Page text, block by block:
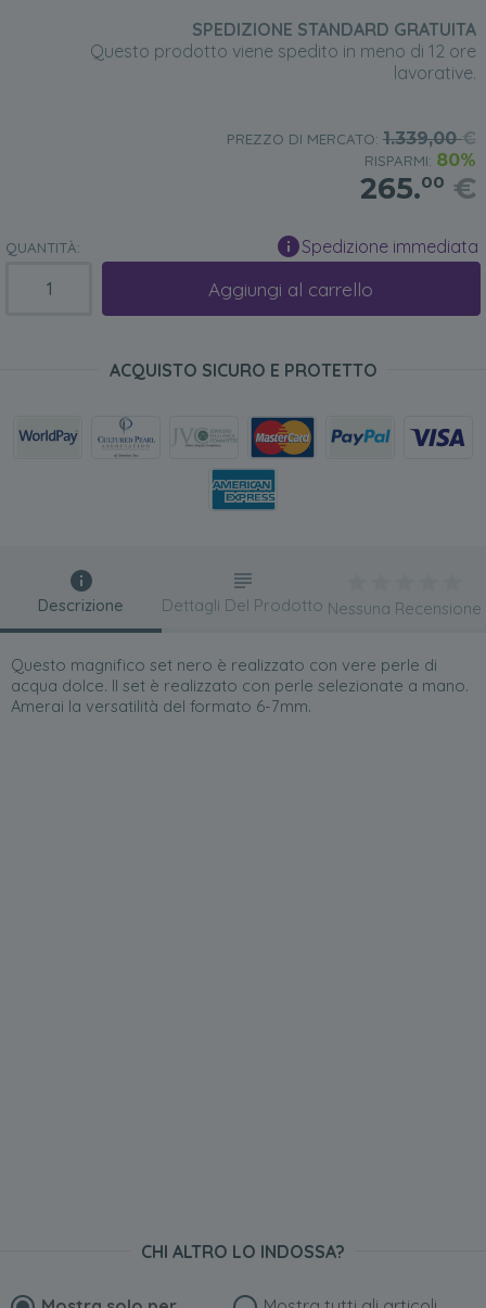
SPEDIZIONE STANDARD GRATUITA
Questo prodotto viene spedito in meno di 12 ore
lavorative.
PREZZO DI MERCATO: 1.339,00€
RISPARMI: 80%
265.00 €
QUANTITÀ: Spedizione immediata
Aggiungi al carrello
ACQUISTO SICURO E PROTETTO
Descrizione
Questo magnifico set nero è realizzato con vere perle di
acqua dolce. Il set è realizzato con perle selezionate a mano.
Amerai la versatilità del formato 6-7mm.
Dettagli Del Prodotto Nessuna Recensione
CHI ALTRO LO INDOSSA?